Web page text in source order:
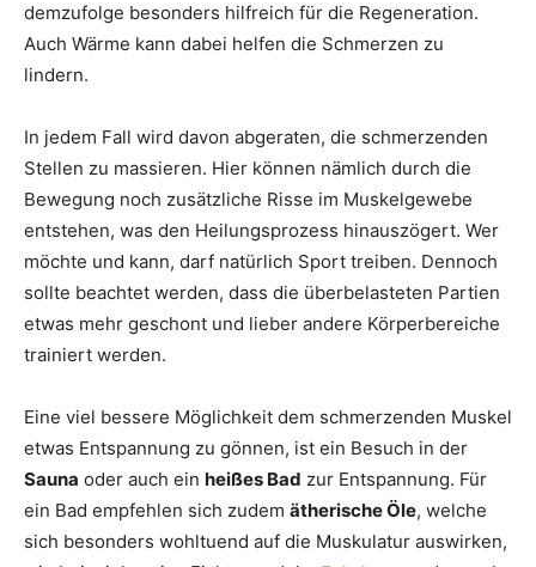
demzufolge besonders hilfreich für die Regeneration.
Auch Wärme kann dabei helfen die Schmerzen zu
lindern.
In jedem Fall wird davon abgeraten, die schmerzenden
Stellen zu massieren. Hier können nämlich durch die
Bewegung noch zusätzliche Risse im Muskelgewebe
entstehen, was den Heilungsprozess hinauszögert. Wer
möchte und kann, darf natürlich Sport treiben. Dennoch
sollte beachtet werden, dass die überbelasteten Partien
etwas mehr geschont und lieber andere Körperbereiche
trainiert werden.
Eine viel bessere Möglichkeit dem schmerzenden Muskel
etwas Entspannung zu gönnen, ist ein Besuch in der
Sauna oder auch ein heißes Bad zur Entspannung. Für
ein Bad empfehlen sich zudem ätherische Öle, welche
sich besonders wohltuend auf die Muskulatur auswirken,